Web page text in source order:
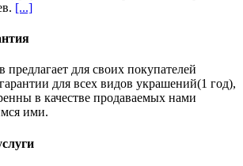
[...]
для своих покупателей
для всех видов украшений(1 год),
в качестве продаваемых нами
ими.